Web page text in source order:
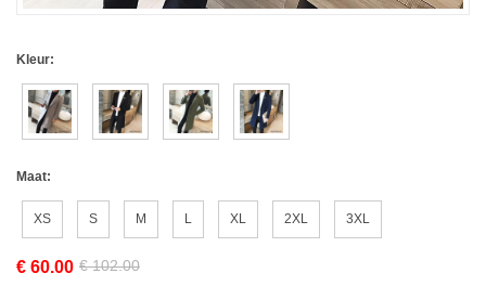
Kleur:
Maat:
XS S M L XL 2XL 3XL
€ 60.00 € 102.00